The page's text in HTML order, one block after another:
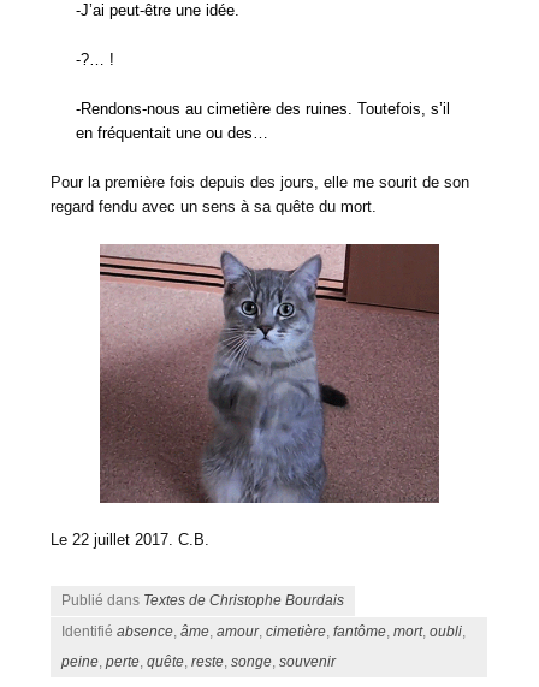
-J’ai peut-être une idée.
-?… !
-Rendons-nous au cimetière des ruines. Toutefois, s’il
en fréquentait une ou des…
Pour la première fois depuis des jours, elle me sourit de son
regard fendu avec un sens à sa quête du mort.
Le 22 juillet 2017. C.B.
Publié dans Textes de Christophe Bourdais
Identifiéabsence,âme,amour,cimetière,fantôme,mort,oubli,
peine,perte,quête,reste,songe,souvenir